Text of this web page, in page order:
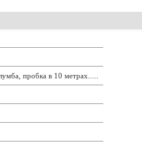
пробка в 10 метрах.....